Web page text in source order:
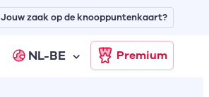
NL-BE Premium
Jouw zaak op de knooppuntenkaart?